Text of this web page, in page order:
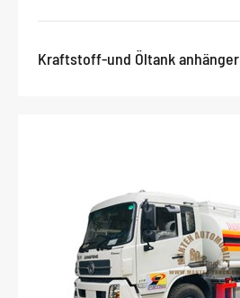
Kraftstoff-und Öltank anhänger